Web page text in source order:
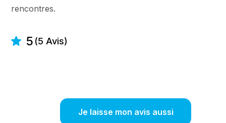
rencontres.
5 (5 Avis)
Je laisse mon avis aussi